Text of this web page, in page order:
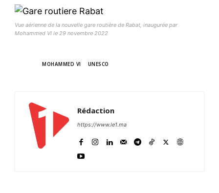
Vue aérienne de la nouvelle gare routière de Rabat, inaugurée par
Mohammed VI le 29 novembre 2022
MOHAMMED VI UNESCO
Rédaction
https://www.le1.ma